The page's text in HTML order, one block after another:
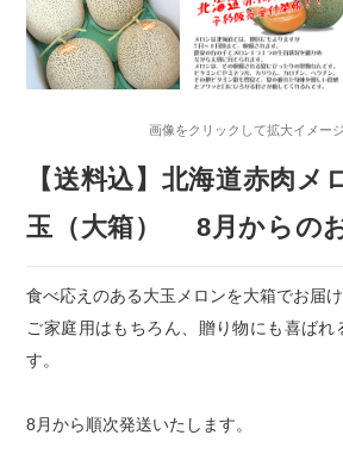
画像をクリックして拡大イメー
【送料込】北海道赤肉
玉（大箱） 8月からの
食べ応えのある大玉メロンを大箱でお届け
ご家庭用はもちろん、贈り物にも喜ばれ
す。
8月から順次発送いたします。